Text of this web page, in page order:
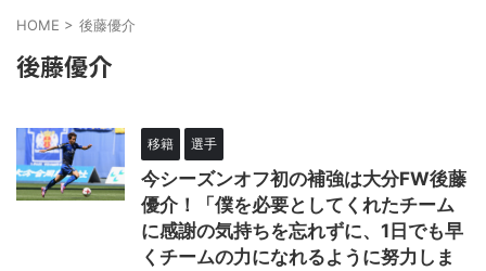
HOME > 後藤優介
後藤優介
移籍 選手
今シーズンオフ初の補強は大分FW後藤
優介！「僕を必要としてくれたチーム
に感謝の気持ちを忘れずに、1日でも早
くチームの力になれるように努力しま